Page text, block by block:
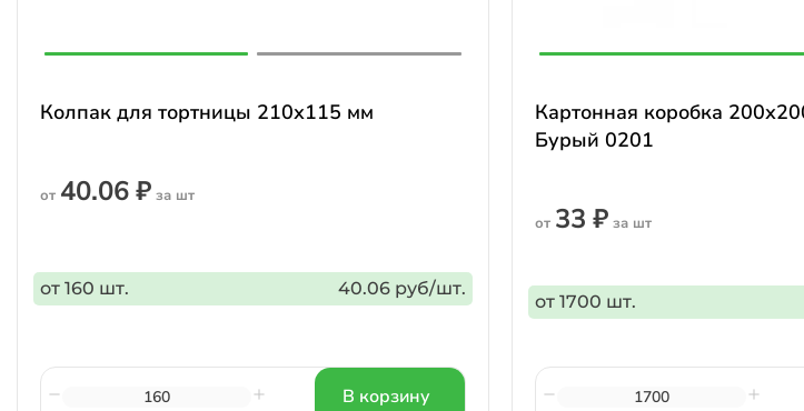
Колпак для тортницы 210х115 мм
от 40.06 ₽ за шт
от 160 шт. 40.06 руб/шт.
В корзину
Картонная коробка
Бурый 0201
от 33 ₽за шт
от 1700 шт.